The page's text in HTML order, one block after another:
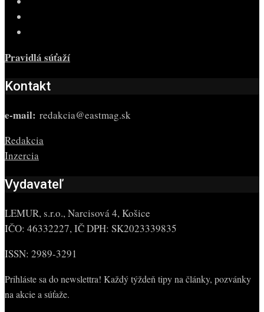
Pravidlá súťaží
Kontakt
e-mail: redakcia@eastmag.sk
Redakcia
Inzercia
Vydavateľ
LEMUR, s.r.o., Narcisová 4, Košice
IČO: 46332227, IČ DPH: SK2023339835
ISSN: 2989-3291
Prihláste sa do newslettra! Každý týždeň tipy na články, pozvánky
na akcie a súťaže.